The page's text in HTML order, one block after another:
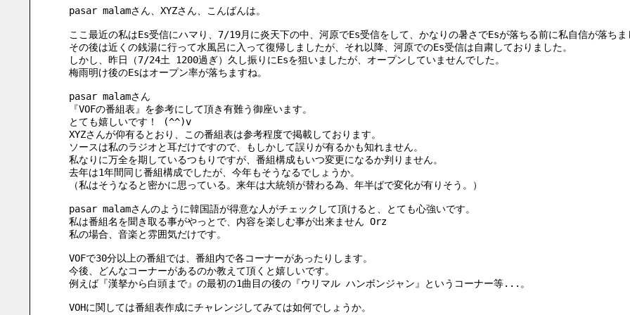
pasar malamさん、XYZさん、こんばんは。
ここ最近の私はEs受信にハマり、7/19月に炎天下の中、河原でEs受信をして、かなりの暑さでEsが落ちる前に私自信が落ち
その後は近くの銭湯に行って水風呂に入って復帰しましたが、それ以降、河原でのEs受信は自粛しておりました。
しかし、昨日（7/24土 1200過ぎ）久し振りにEsを狙いましたが、オープンしていませんでした。
梅雨明け後のEsはオープン率が落ちますね。
pasar malamさん
『VOFの番組表』を参考にして頂き有難う御座います。
とても嬉しいです！ (^^)v
XYZさんが仰有るとおり、この番組表は参考程度で掲載しております。
ソースは私のラジオと耳だけですので、もしかして誤りが有るかも知れません。
私なりに万全を期しているつもりですが、番組構成もいつ変更になるか判りません。
去年は1年間同じ番組構成でしたが、今年もそうなるでしょうか。
（私はそうなると密かに思っている。来年は大統領が替わる為、年半ばで変化が有りそう。）
pasar malamさんのように韓国語が得意な人がチェックして頂けると、とても心強いです。
私は番組名を聞き取る事がやっとで、内容を楽しむ事が出来ません Orz
私の場合、音楽と雰囲気だけです。
VOFで30分以上の番組では、番組内で各コーナーがあったりします。
今後、どんなコーナーがあるのか教えて頂くと嬉しいです。
例えば『漢拏から白頭まで』の最初の1曲目の後の『ウリマル ハンボンジャン』というコーナー等...。
VOHに関しては番組表作成にチャレンジしてみては如何でしょうか。